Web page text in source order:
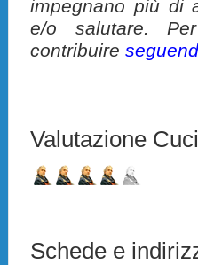
impegnano più di
e/o salutare.
contribuire
Valutazione
Schede e